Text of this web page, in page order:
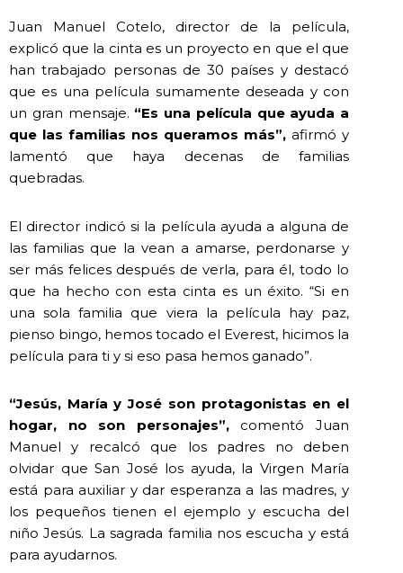
Juan Manuel Cotelo, director de la película,
explicó que la cinta es un proyecto en que el que
han trabajado personas de 30 países y destacó
que es una película sumamente deseada y con
un gran mensaje. “Es una película que ayuda a
que las familias nos queramos más”, afirmó y
lamentó que haya decenas de familias
quebradas.
El director indicó si la película ayuda a alguna de
las familias que la vean a amarse, perdonarse y
ser más felices después de verla, para él, todo lo
que ha hecho con esta cinta es un éxito. “Si en
una sola familia que viera la película hay paz,
pienso bingo, hemos tocado el Everest, hicimos la
película para ti y si eso pasa hemos ganado”.
“Jesús, María y José son protagonistas en el
hogar, no son personajes”,comentó Juan
Manuel y recalcó que los padres no deben
olvidar que San José los ayuda, la Virgen María
está para auxiliar y dar esperanza a las madres, y
los pequeños tienen el ejemplo y escucha del
niño Jesús. La sagrada familia nos escucha y está
para ayudarnos.